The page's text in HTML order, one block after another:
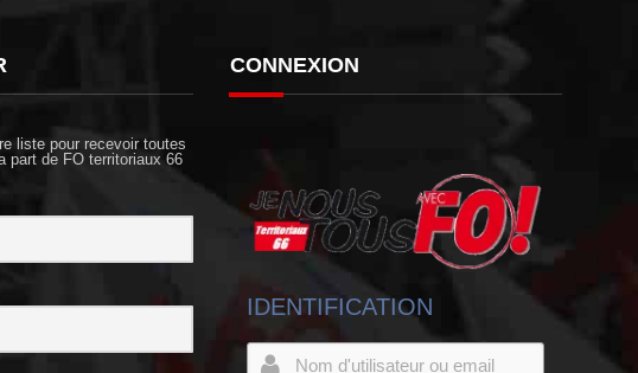
liste pour recevoir toutes
part de FO territoriaux 66
CONNEXION
IDENTIFICATION